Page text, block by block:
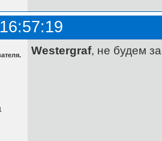
Westergraf, не будем